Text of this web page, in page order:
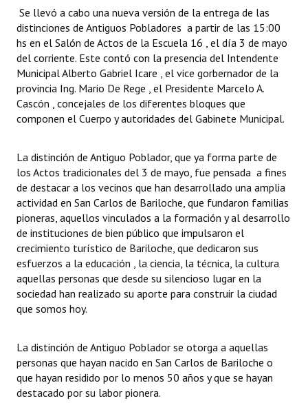
Se llevó a cabo una nueva versión de la entrega de las
distinciones de Antiguos Pobladores a partir de las 15:00
hs en el Salón de Actos de la Escuela 16 , el día 3 de mayo
del corriente. Este contó con la presencia del Intendente
Municipal Alberto Gabriel Icare , el vice gorbernador de la
provincia Ing. Mario De Rege , el Presidente Marcelo A.
Cascón , concejales de los diferentes bloques que
componen el Cuerpo y autoridades del Gabinete Municipal.
La distinción de Antiguo Poblador, que ya forma parte de
los Actos tradicionales del 3 de mayo, fue pensada a fines
de destacar a los vecinos que han desarrollado una amplia
actividad en San Carlos de Bariloche, que fundaron familias
pioneras, aquellos vinculados a la formación y al desarrollo
de instituciones de bien público que impulsaron el
crecimiento turístico de Bariloche, que dedicaron sus
esfuerzos a la educación , la ciencia, la técnica, la cultura
aquellas personas que desde su silencioso lugar en la
sociedad han realizado su aporte para construir la ciudad
que somos hoy.
La distinción de Antiguo Poblador se otorga a aquellas
personas que hayan nacido en San Carlos de Bariloche o
que hayan residido por lo menos 50 años y que se hayan
destacado por su labor pionera.